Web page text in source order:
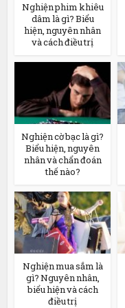
Nghiện phim khiêu
dâm là gì? Biểu
hiện, nguyên nhân
và cách điều trị
Nghiện cờ bạc là gì?
Biểu hiện, nguyên
nhân và chẩn đoán
thế nào?
Nghiện mua sắm là
gì? Nguyên nhân,
biểu hiện và cách
điều trị